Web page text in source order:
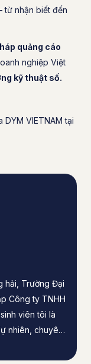
từ nhận biết đến
quảng cáo
nghiệp Việt
kỹ thuật số.
DYM VIETNAM tại
hải, Trường Đại
Công ty TNHH
viên tôi là
nhiên, chuyên
yếu thực
tôi cũng đồng